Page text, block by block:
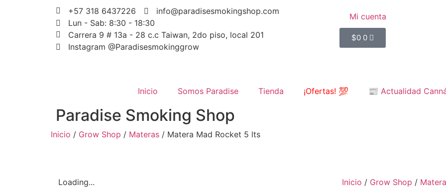
+57 318 6437226
info@paradisesmokingshop.com
Lun - Sab: 8:30 - 18:30
Carrera 9 # 13a - 28 c.c Taiwan, 2do piso, local 201
Instagram @Paradisesmokinggrow
Mi cuenta
$0 0
Inicio Somos Paradise Tienda ¡Ofertas! 💯 📰 Actualidad
Paradise Smoking Shop
Inicio / Grow Shop / Materas / Matera Mad Rocket 5 lts
Loading... Inicio / Grow Shop /